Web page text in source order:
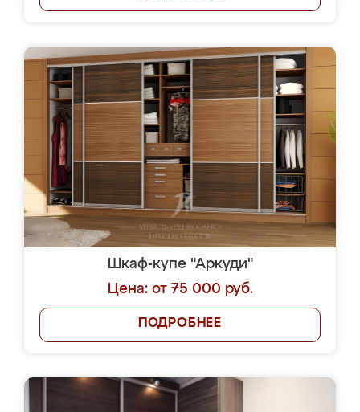
Шкаф-купе "Аркуди"
Цена: от 75 000 руб.
ПОДРОБНЕЕ